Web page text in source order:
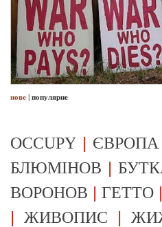
нове | популярне
OCCUPY | ЄВРОПА
БЛЮМІНОВ |
ВОРОНОВ |ГЕТТО
|ЖИВОПИС |